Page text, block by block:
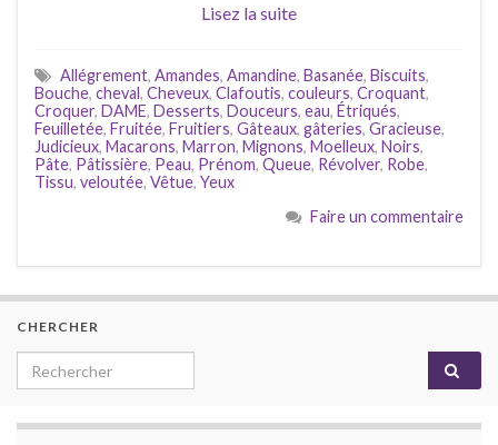
Lisez la suite
Allégrement, Amandes, Amandine, Basanée, Biscuits,
Bouche, cheval, Cheveux, Clafoutis, couleurs, Croquant,
Croquer, DAME, Desserts, Douceurs, eau, Étriqués,
Feuilletée, Fruitée, Fruitiers, Gâteaux, gâteries, Gracieuse,
Judicieux, Macarons, Marron, Mignons, Moelleux, Noirs,
Pâte, Pâtissière, Peau, Prénom, Queue, Révolver, Robe,
Tissu, veloutée, Vêtue, Yeux
Faire un commentaire
CHERCHER
Search for: